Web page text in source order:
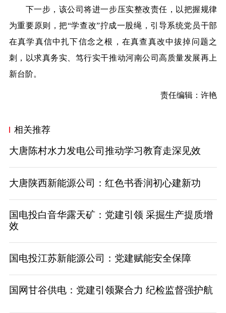
下一步，该公司将进一步压实整改责任，以把握规律
为重要原则，把“学查改”拧成一股绳，引导系统党员干部
在真学真信中扎下信念之根，在真查真改中拔掉问题之
刺，以求真务实、笃行实干推动河南公司高质量发展再上
新台阶。
责任编辑：许艳
相关推荐
大唐陈村水力发电公司推动学习教育走深见效
大唐陕西新能源公司：红色书香润初心建新功
国电投白音华露天矿：党建引领 采掘生产提质增
效
国电投江苏新能源公司：党建赋能安全保障
国网甘谷供电：党建引领聚合力 纪检监督强护航